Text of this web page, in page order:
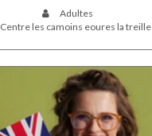
Adultes
Centre les camoins eoures la treille